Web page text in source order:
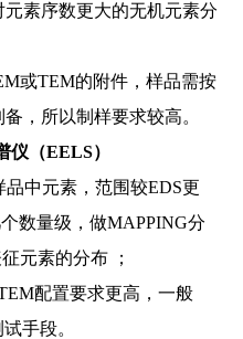
素序数更大的无机元素分
或TEM的附件，样品需按
，所以制样要求较高。
仪（EELS）
中元素，范围较EDS更
数量级，做MAPPING分
元素的分布 ；
配置要求更高，一般
手段。